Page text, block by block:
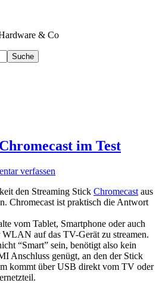
& Co
im Test
verfassen
den Streaming Stick Chromecast aus
Chromecast ist praktisch die Antwort
vom Tablet, Smartphone oder auch
auf das TV-Gerät zu streamen.
“Smart” sein, benötigt also kein
Anschluss genügt, an den der Stick
kommt über USB direkt vom TV oder